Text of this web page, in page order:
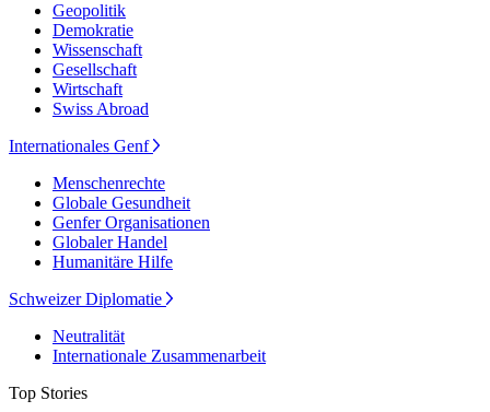
Geopolitik
Demokratie
Wissenschaft
Gesellschaft
Wirtschaft
Swiss Abroad
Internationales Genf
Menschenrechte
Globale Gesundheit
Genfer Organisationen
Globaler Handel
Humanitäre Hilfe
Schweizer Diplomatie
Neutralität
Internationale Zusammenarbeit
Top Stories